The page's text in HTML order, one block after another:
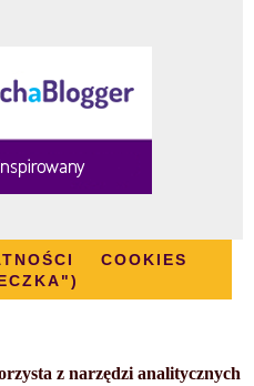
COOKIES
z narzędzi analitycznych